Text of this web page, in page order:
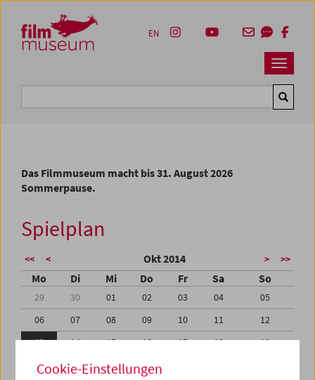
Zum Inhalt
Zum Hauptmenü
Zur Servicenavigation
Zum Suche
Navbar
EN
Das Filmmuseum macht bis 31. August 2026
Sommerpause.
Spielplan
<< < Okt 2014 > >>
Mo Di Mi Do Fr Sa So
29 30 01 02 03 04
05
06
07 08 09 10 11
12
13
14 15 16 17 18
19
20
21 22 23
Cookie-Einstellungen